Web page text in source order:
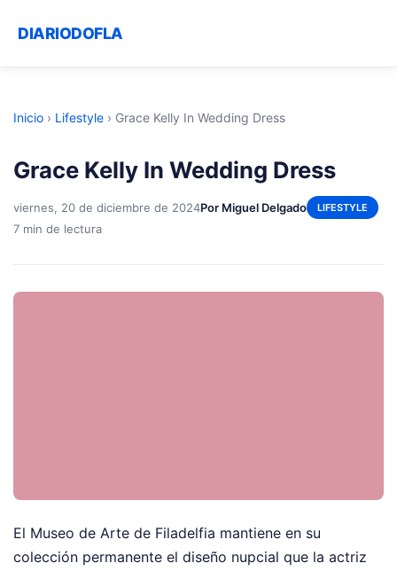
DIARIODOFLA
Inicio › Lifestyle › Grace Kelly In Wedding Dress
Grace Kelly In Wedding Dress
viernes, 20 de diciembre de 2024Por Miguel Delgado LIFESTYLE
7 min de lectura
El Museo de Arte de Filadelfia mantiene en su
colección permanente el diseño nupcial que la actriz